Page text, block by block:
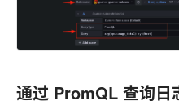
通过 PromQL 查询日